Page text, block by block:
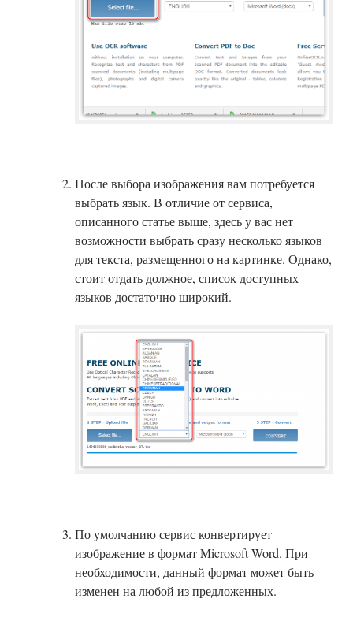
После выбора изображения вам потребуется
выбрать язык. В отличие от сервиса,
описанного статье выше, здесь у вас нет
возможности выбрать сразу несколько языков
для текста, размещенного на картинке. Однако,
стоит отдать должное, список доступных
языков достаточно широкий.
По умолчанию сервис конвертирует
изображение в формат Microsoft Word. При
необходимости, данный формат может быть
изменен на любой из предложенных.